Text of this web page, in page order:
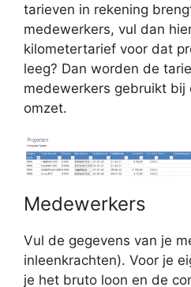
tarieven in rekening
medewerkers, vul dan
kilometertarief voor dat
leeg? Dan worden de
medewerkers gebruikt bij
omzet.
Medewerkers
Vul de gegevens van je
inleenkrachten). Voor je
je het bruto loon en de